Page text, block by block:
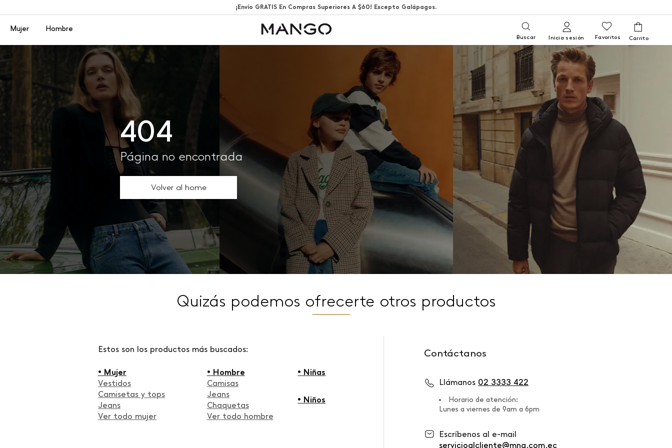
¡Envío GRATIS En Compras Superiores A $60! Excepto Galápagos.
Menú
Mujer Hombre
Buscar Inicia sesión Favoritos
404
Página no encontrada
Volver al home
Quizás podemos ofrecerte otros productos
Estos son los productos más buscados:
• Mujer
Vestidos
Camisetas y tops
Jeans
Ver todo mujer
• Hombre
Camisas
Jeans
Chaquetas
Ver todo hombre
• Niñas
• Niños
Contáctanos
Llámanos 02 3333 422
Horario de atención:
Lunes a viernes de 9am a 6pm
Escríbenos al e-mail
servicioalcliente@mng.com.ec